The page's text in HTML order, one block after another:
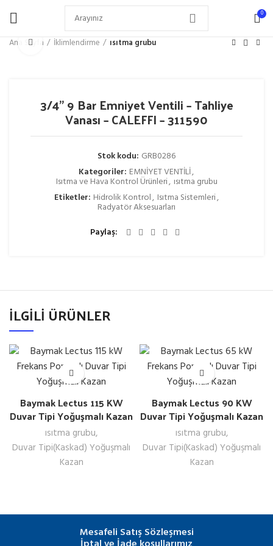
0
Ana Sayfa İklimlendirme ısıtma grubu
Büyütmek için tıklayın
3/4” 9 Bar Emniyet Ventili – Tahliye
Vanası – CALEFFI – 311590
Stok kodu: GRB0286
Kategoriler: EMNİYET VENTİLİ,
Isıtma ve Hava Kontrol Ürünleri, ısıtma grubu
Etiketler: Hidrolik Kontrol, Isıtma Sistemleri,
Radyatör Aksesuarları
Paylaş
İLGILI ÜRÜNLER
Baymak Lectus 115 KW
Duvar Tipi Yoğuşmalı Kazan
ısıtma grubu,
Duvar Tipi(Kaskad) Yoğuşmalı
Kazan
Baymak Lectus 90 KW
Duvar Tipi Yoğuşmalı Kazan
ısıtma grubu,
Duvar Tipi(Kaskad) Yoğuşmalı
Kazan
Mesafeli Satış Sözleşmesi